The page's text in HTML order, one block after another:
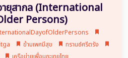
ยุสากล (International
Persons)
ข้ามเพศมีสุข
ทรานซ์ศรีตรัง